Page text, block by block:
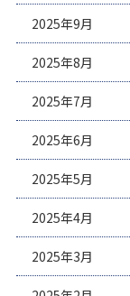
2025年9月
2025年8月
2025年7月
2025年6月
2025年5月
2025年4月
2025年3月